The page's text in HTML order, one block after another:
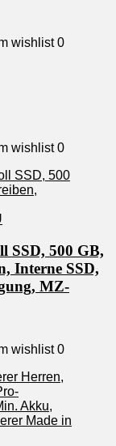
wishlist 0
wishlist 0
SSD, 500 GB,
Interne SSD,
MZ-
wishlist 0